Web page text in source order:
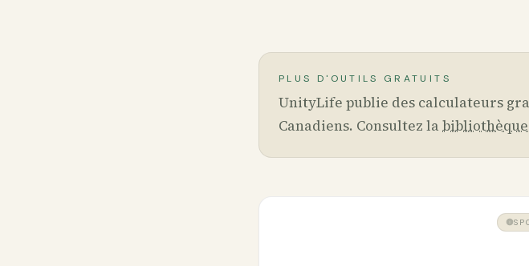
PLUS D'OUTILS GRATUITS
UnityLife publie des calculateurs
Canadiens. Consultez la